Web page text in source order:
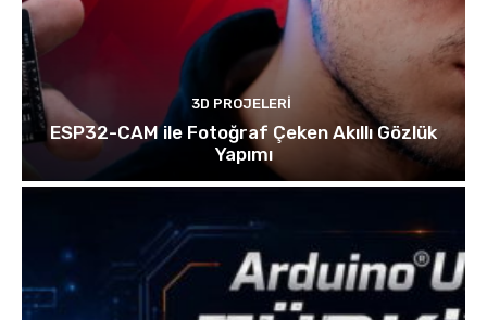
3D PROJELERI
ESP32-CAM ile Fotoğraf Çeken Akıllı Gözlük
Yapımı